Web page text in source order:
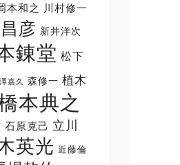
本和之 川村修一
彦 新井洋次
錬堂 松下
嘉久 森修一 植木
本典之
石原克己 立川
英光 近藤倫